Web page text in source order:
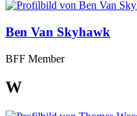
Ben Van Skyhawk
BFF Member
W